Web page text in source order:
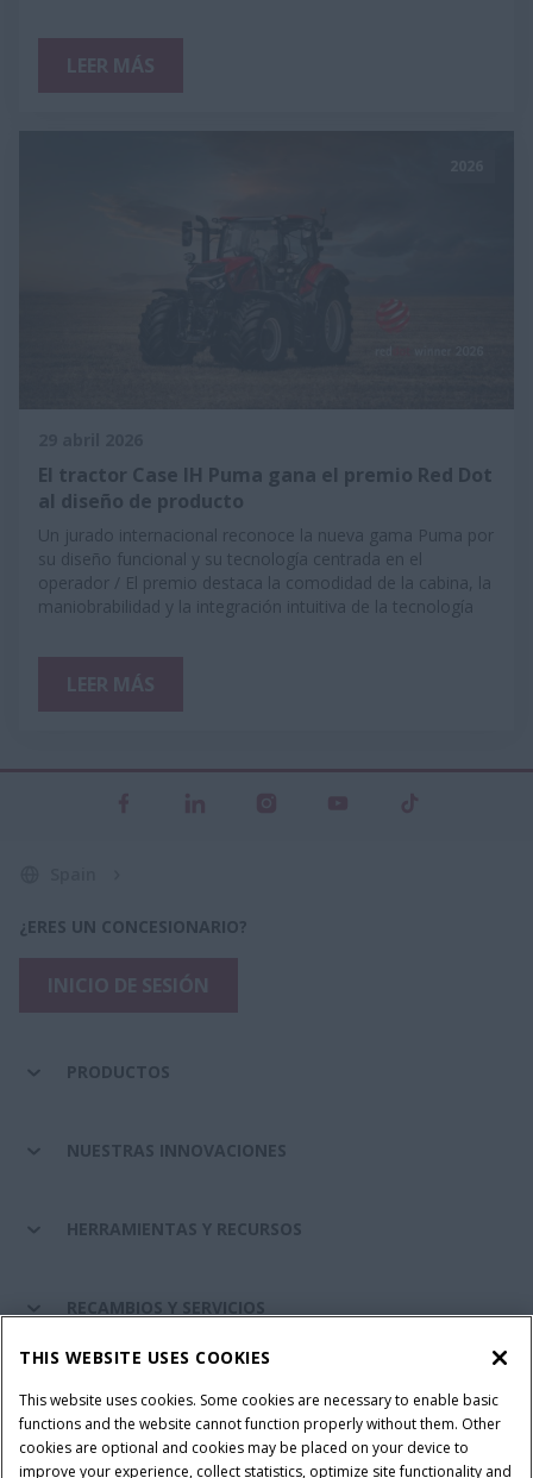
El tractor Case IH Puma gana el premio Red Dot
al diseño de producto
Un jurado internacional reconoce la nueva gama Puma por
su diseño funcional y su tecnología centrada en el
operador / El premio destaca la comodidad de la cabina, la
maniobrabilidad y la integración intuitiva de la tecnología
¿ERES UN CONCESIONARIO?
PRODUCTOS
NUESTRAS INNOVACIONES
HERRAMIENTAS Y RECURSOS
RECAMBIOS Y SERVICIOS
THIS WEBSITE USES COOKIES
This website uses cookies. Some cookies are necessary to enable basic
functions and the website cannot function properly without them. Other
cookies are optional and cookies may be placed on your device to
improve your experience, collect statistics, optimize site functionality and